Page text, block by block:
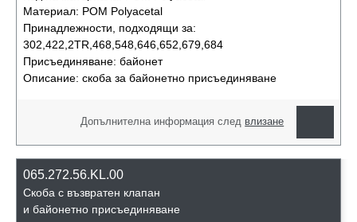
Материал: POM Polyacetal
Принадлежности, подходящи за:
302,422,2TR,468,548,646,652,679,684
Присъединяване: байонет
Описание: скоба за байонетно присъединяване
Допълнителна информация след влизане
065.272.56.KL.00
Скоба с възвратен клапан
и байонетно присъединяване